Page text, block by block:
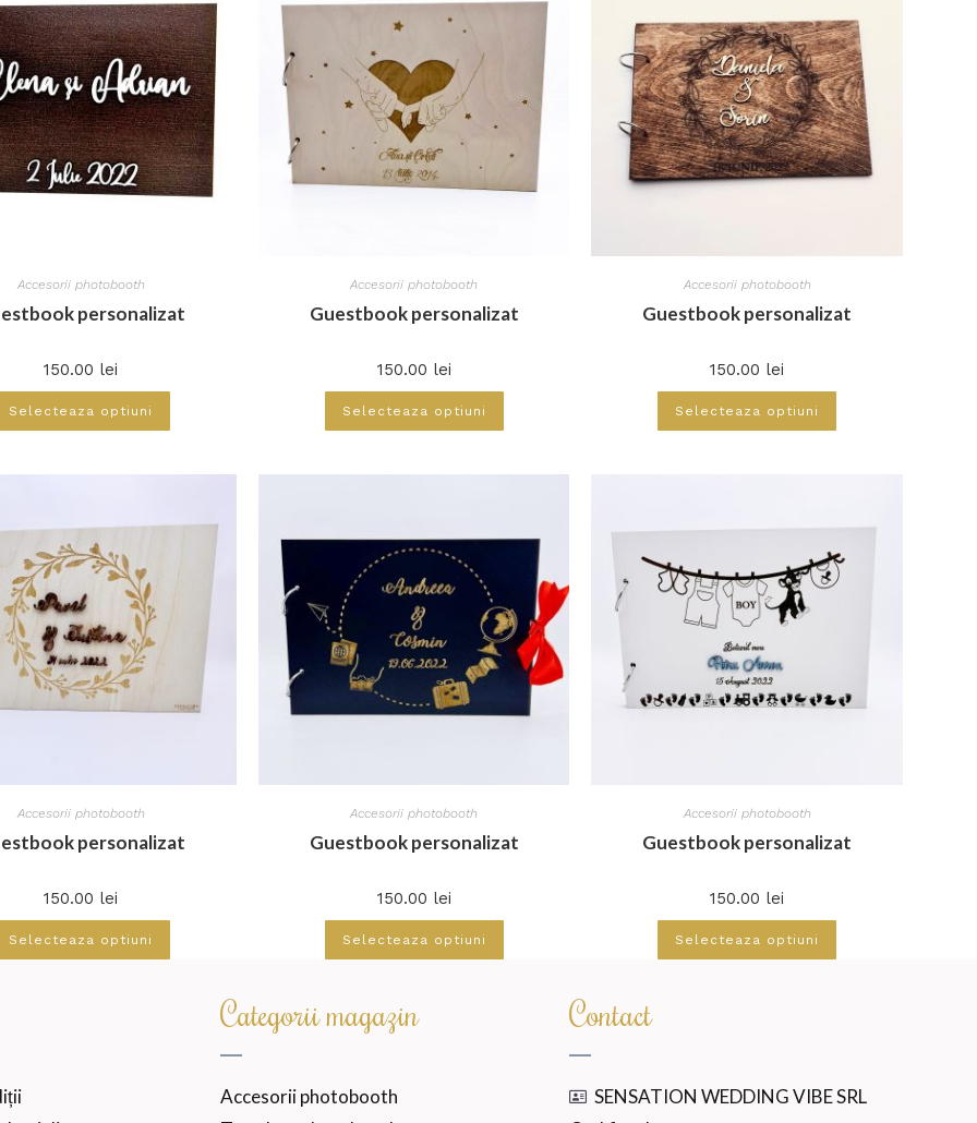
Accesorii photobooth
personalizat
150.00 lei
Selecteaza optiuni
Accesorii photobooth
Guestbook personalizat
150.00 lei
Selecteaza optiuni
Accesorii photobooth
Guestbook personalizat
150.00 lei
Selecteaza optiuni
Accesorii photobooth
personalizat
150.00 lei
Selecteaza optiuni
Accesorii photobooth
Guestbook personalizat
150.00 lei
Selecteaza optiuni
Accesorii photobooth
Guestbook personalizat
150.00 lei
Selecteaza optiuni
Categorii magazin
Accesorii photobooth
Contact
SENSATION WEDDING VIBE SRL